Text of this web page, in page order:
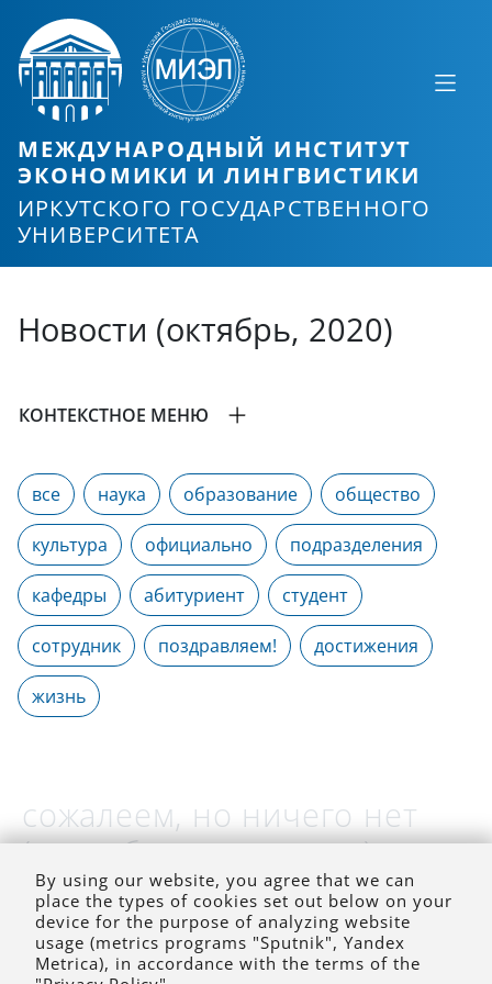
МЕЖДУНАРОДНЫЙ ИНСТИТУТ
ЭКОНОМИКИ И ЛИНГВИСТИКИ
ИРКУТСКОГО ГОСУДАРСТВЕННОГО
УНИВЕРСИТЕТА
Новости (октябрь, 2020)
КОНТЕКСТНОЕ МЕНЮ
все наука образование общество
культура официально подразделения
кафедры абитуриент студент
сотрудник поздравляем! достижения
жизнь
сожалеем, но ничего нет
(на выбранное время)
By using our website, you agree that we can
place the types of cookies set out below on your
device for the purpose of analyzing website
usage (metrics programs "Sputnik", Yandex
Metrica), in accordance with the terms of the